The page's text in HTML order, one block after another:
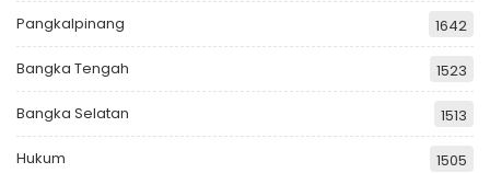
Pangkalpinang 1642
Bangka Tengah 1523
Bangka Selatan 1513
Hukum 1505